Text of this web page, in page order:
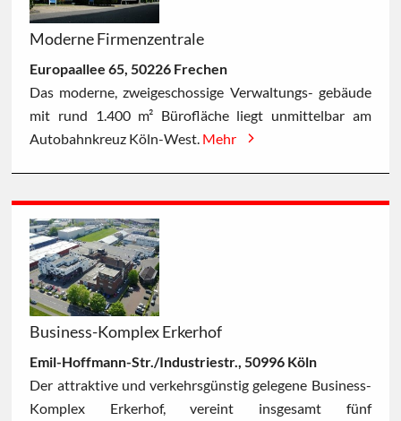
Moderne Firmenzentrale
Europaallee 65, 50226 Frechen
Das moderne, zweigeschossige Verwaltungs- gebäude
mit rund 1.400 m² Bürofläche liegt unmittelbar am
Autobahnkreuz Köln-West. Mehr
Business-Komplex Erkerhof
Emil-Hoffmann-Str./Industriestr., 50996 Köln
Der attraktive und verkehrsgünstig gelegene Business-
Komplex Erkerhof, vereint insgesamt fünf